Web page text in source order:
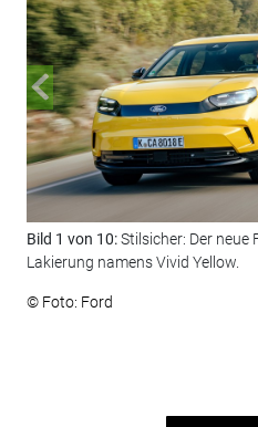
Bild 1 von 10:Stilsicher: Der neue
Lakierung namens Vivid Yellow.
© Foto: Ford